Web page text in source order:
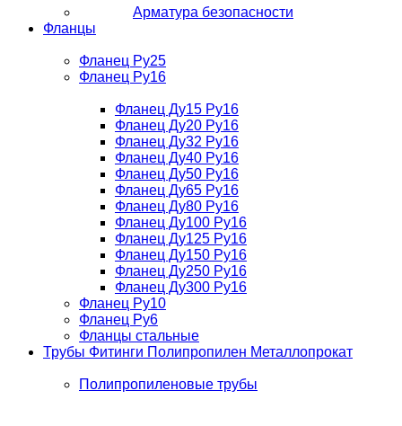
Арматура безопасности
Фланцы
Фланец Ру25
Фланец Ру16
Фланец Ду15 Ру16
Фланец Ду20 Ру16
Фланец Ду32 Ру16
Фланец Ду40 Ру16
Фланец Ду50 Ру16
Фланец Ду65 Ру16
Фланец Ду80 Ру16
Фланец Ду100 Ру16
Фланец Ду125 Ру16
Фланец Ду150 Ру16
Фланец Ду250 Ру16
Фланец Ду300 Ру16
Фланец Ру10
Фланец Ру6
Фланцы стальные
Трубы Фитинги Полипропилен Металлопрокат
Полипропиленовые трубы